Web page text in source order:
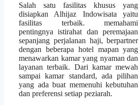
Salah satu fasilitas khusus yang
disiapkan Alhijaz Indowisata yaitu
fasilitas terbaik. memahami
pentingnya istirahat dan peremajaan
sepanjang perjalanan haji, berpartner
dengan beberapa hotel mapan yang
menawarkan kamar yang nyaman dan
layanan terbaik. Dari kamar mewah
sampai kamar standard, ada pilihan
yang ada buat memenuhi kebutuhan
dan preferensi setiap peziarah.